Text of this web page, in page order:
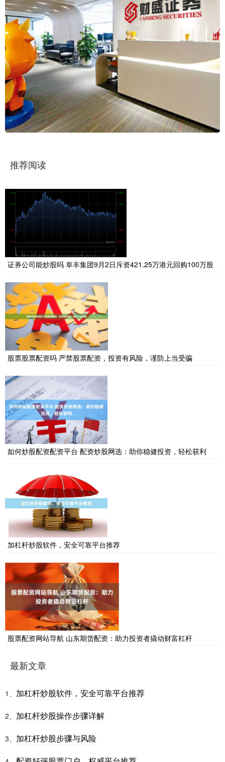
推荐阅读
证券公司能炒股吗 阜丰集团9月2日斥资421.25万港元回购100万股
股票股票配资吗 严禁股票配资，投资有风险，谨防上当受骗
如何炒股配资配资平台 配资炒股网选：助你稳健投资，轻松获利
加杠杆炒股软件，安全可靠平台推荐
股票配资网站导航 山东期货配资：助力投资者撬动财富杠杆
最新文章
1、 加杠杆炒股软件，安全可靠平台推荐
2、 加杠杆炒股操作步骤详解
3、 加杠杆炒股步骤与风险